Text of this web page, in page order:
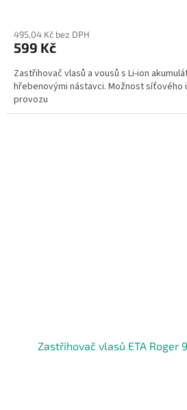
495,04 Kč bez DPH
599 Kč
Zastřihovač vlasů a vousů s Li-ion
hřebenovými nástavci. Možnost síťového
provozu
Zastřihovač vlasů ETA Roger